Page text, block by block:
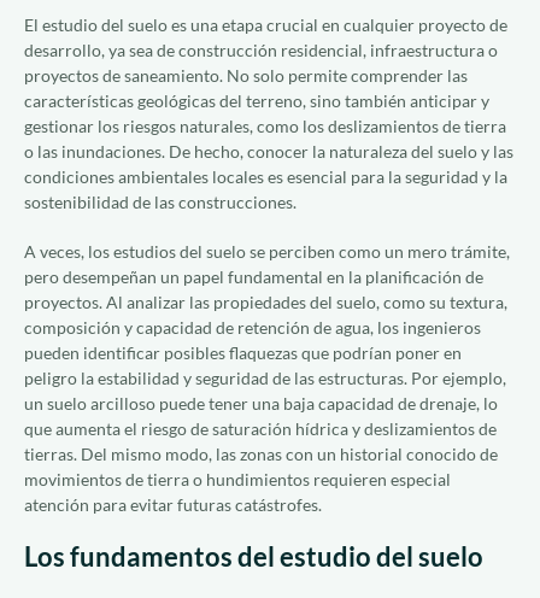
El estudio del suelo es una etapa crucial en cualquier proyecto de
desarrollo, ya sea de construcción residencial, infraestructura o
proyectos de saneamiento. No solo permite comprender las
características geológicas del terreno, sino también anticipar y
gestionar los riesgos naturales, como los deslizamientos de tierra
o las inundaciones. De hecho, conocer la naturaleza del suelo y las
condiciones ambientales locales es esencial para la seguridad y la
sostenibilidad de las construcciones.
A veces, los estudios del suelo se perciben como un mero trámite,
pero desempeñan un papel fundamental en la planificación de
proyectos. Al analizar las propiedades del suelo, como su textura,
composición y capacidad de retención de agua, los ingenieros
pueden identificar posibles flaquezas que podrían poner en
peligro la estabilidad y seguridad de las estructuras. Por ejemplo,
un suelo arcilloso puede tener una baja capacidad de drenaje, lo
que aumenta el riesgo de saturación hídrica y deslizamientos de
tierras. Del mismo modo, las zonas con un historial conocido de
movimientos de tierra o hundimientos requieren especial
atención para evitar futuras catástrofes.
Los fundamentos del estudio del suelo